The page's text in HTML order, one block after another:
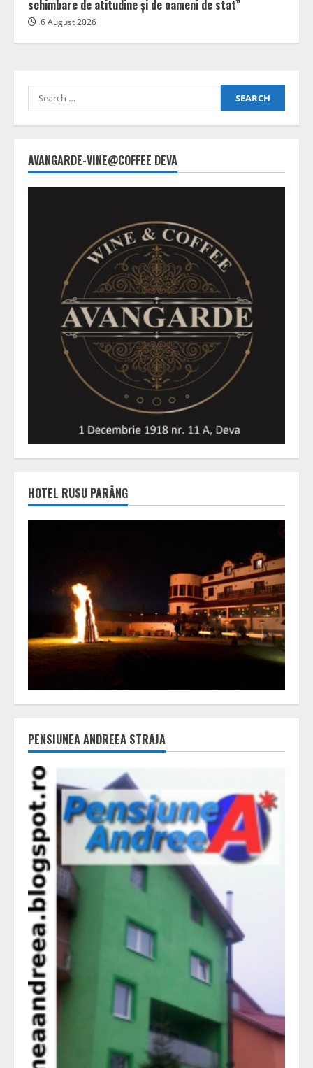
schimbare de atitudine și de oameni de stat”
6 August 2026
Search
for:
AVANGARDE-VINE@COFFEE DEVA
HOTEL RUSU PARÂNG
PENSIUNEA ANDREEA STRAJA